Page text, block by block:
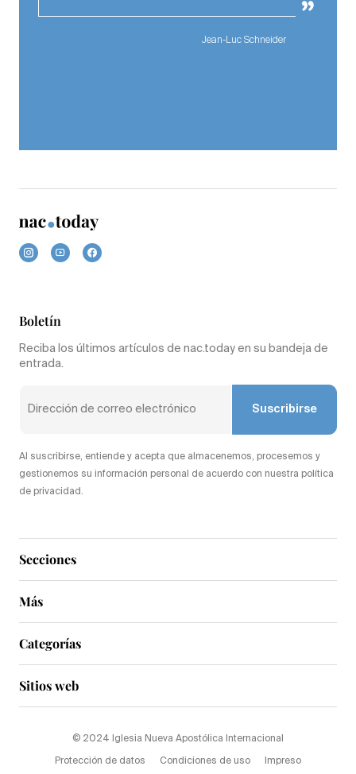
Jean-Luc Schneider
Secciones
Más
Boletín
Reciba los últimos artículos de nac.today en su bandeja de
entrada.
Suscribirse
Al suscribirse, entiende y acepta que almacenemos, procesemos y
gestionemos su información personal de acuerdo con nuestra política
de privacidad.
Categorías
Sitios web
© 2024 Iglesia Nueva Apostólica Internacional
Protección de datos Condiciones de uso Impreso